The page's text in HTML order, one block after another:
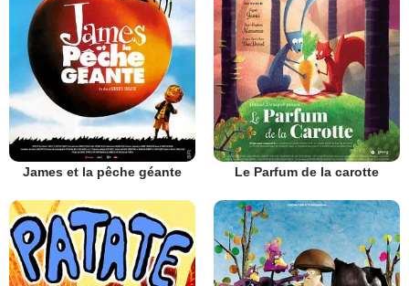
James et la pêche géante Le Parfum de la carotte